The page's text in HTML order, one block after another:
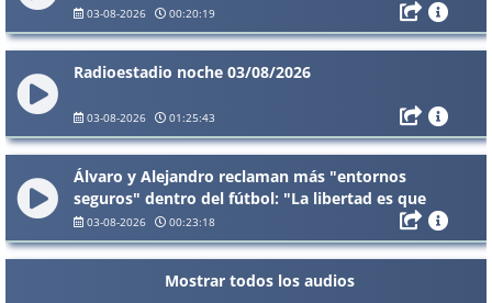
Rayo pueda jugar en Vallecas el 20 de agosto"
03-08-2026 00:20:19
Radioestadio noche 03/08/2026
03-08-2026 01:25:43
Álvaro y Alejandro reclaman más "entornos
seguros" dentro del fútbol: "La libertad es que
nosotros podamos darnos un beso donde
queramos"
03-08-2026 00:23:18
Mostrar todos los audios